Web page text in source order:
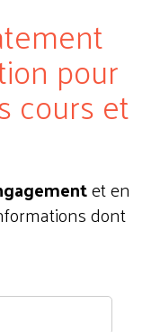
pour
cours et
et en
dont